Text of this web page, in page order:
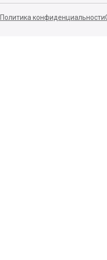
Политика конфиденциальности